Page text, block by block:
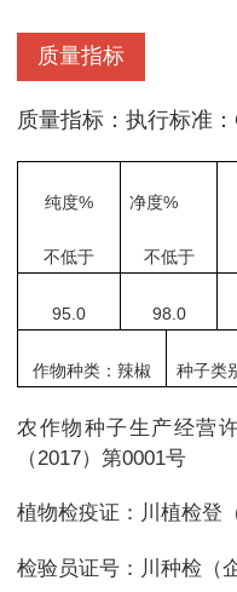
质量指标
质量指标：执行标准
纯度%
不低于
净度%
不低于
95.0 98.0
作物种类：辣椒 种子类
农作物种子生产经营
（2017）第0001号
植物检疫证：川植检登
检验员证号：川种检（